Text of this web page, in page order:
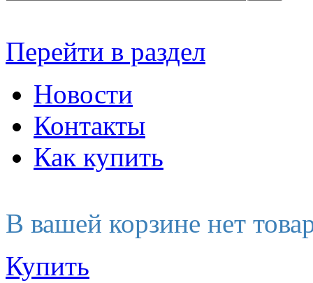
Перейти в раздел
Новости
Контакты
Как купить
В вашей корзине нет
Купить